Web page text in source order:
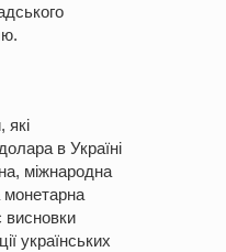
в Україні
міжнародна
монетарна
висновки
українських